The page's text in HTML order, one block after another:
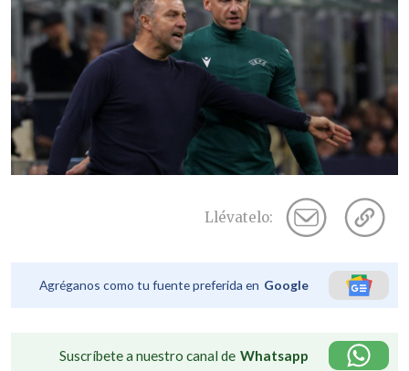
Llévatelo:
Agréganos como tu fuente preferida en Google
Suscríbete a nuestro canal de Whatsapp